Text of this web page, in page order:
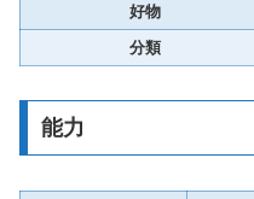
好物
分類
能力